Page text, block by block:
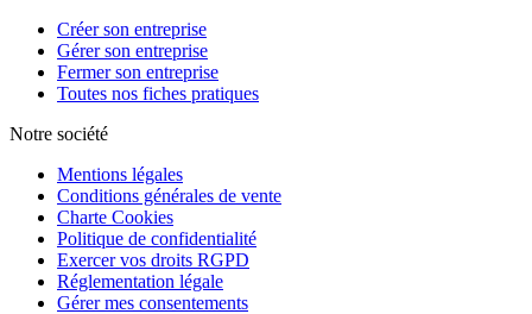
Créer son entreprise
Gérer son entreprise
Fermer son entreprise
Toutes nos fiches pratiques
Notre société
Mentions légales
Conditions générales de vente
Charte Cookies
Politique de confidentialité
Exercer vos droits RGPD
Réglementation légale
Gérer mes consentements